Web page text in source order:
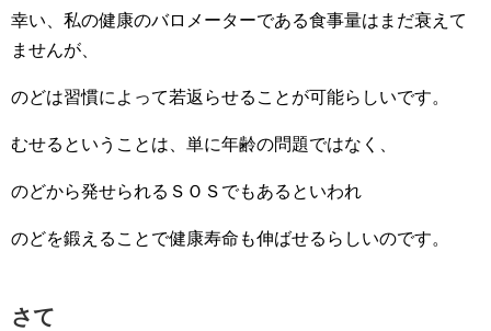
幸い、私の健康のバロメーターである食事量はまだ衰えて
ませんが、
のどは習慣によって若返らせることが可能らしいです。
むせるということは、単に年齢の問題ではなく、
のどから発せられるＳＯＳでもあるといわれ
のどを鍛えることで健康寿命も伸ばせるらしいのです。
さて